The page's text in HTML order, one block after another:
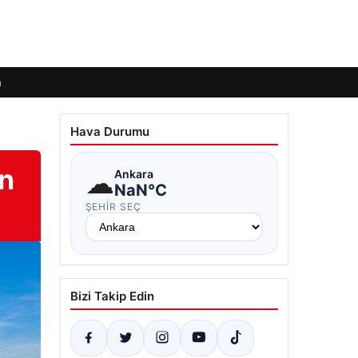
Hava Durumu
☁Ankara
NaN°C
ŞEHIR SEÇ
Bizi Takip Edin